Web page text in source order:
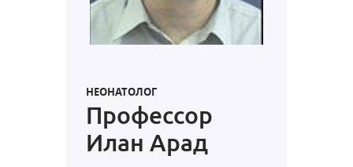
НЕОНАТОЛОГ
Профессор
Илан Арад